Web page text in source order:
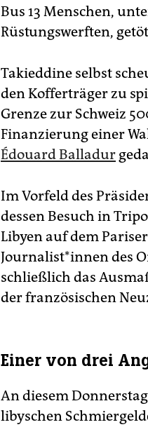
Bus 13 Menschen,
Rüstungswerften,
Takieddine selbst
den Kofferträger zu
Grenze zur Schweiz
Finanzierung einer
Édouard Balladur
Im Vorfeld des
dessen Besuch in
Libyen auf dem
Jour­na­lis­t*in­nen des
schließlich das
der französischen
Einer von drei
An diesem
libyschen